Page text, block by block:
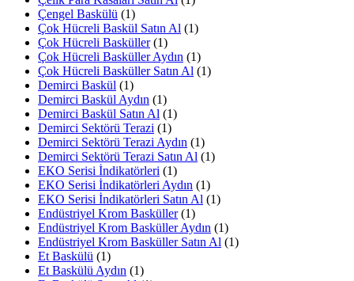
Çengel Baskülü (1)
Çok Hücreli Baskül Satın Al (1)
Çok Hücreli Basküller (1)
Çok Hücreli Basküller Aydın (1)
Çok Hücreli Basküller Satın Al (1)
Demirci Baskül (1)
Demirci Baskül Aydın (1)
Demirci Baskül Satın Al (1)
Demirci Sektörü Terazi (1)
Demirci Sektörü Terazi Aydın (1)
Demirci Sektörü Terazi Satın Al (1)
EKO Serisi İndikatörleri (1)
EKO Serisi İndikatörleri Aydın (1)
EKO Serisi İndikatörleri Satın Al (1)
Endüstriyel Krom Basküller (1)
Endüstriyel Krom Basküller Aydın (1)
Endüstriyel Krom Basküller Satın Al (1)
Et Baskülü (1)
Et Baskülü Aydın (1)